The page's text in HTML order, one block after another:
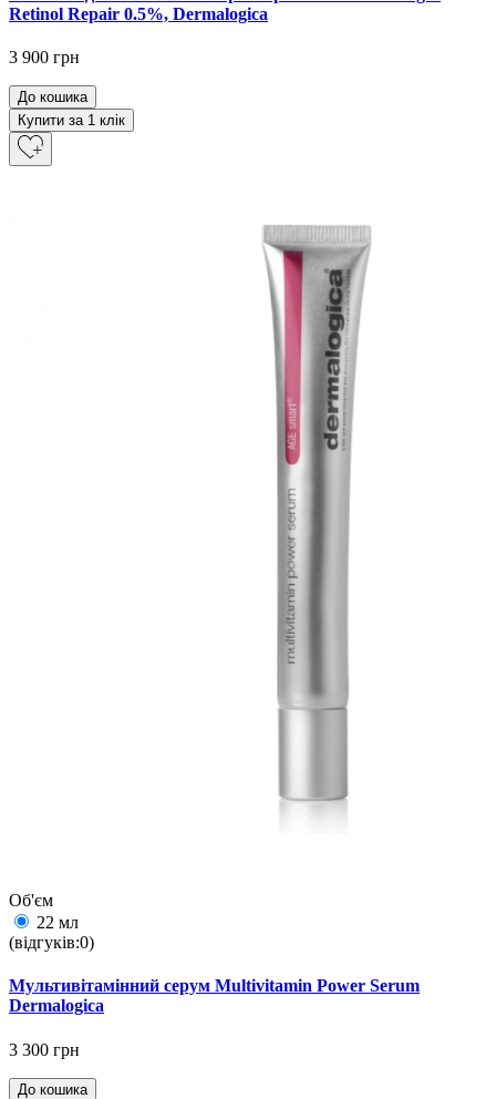
Retinol Repair 0.5%, Dermalogica
3 900 грн
До кошика
Купити за 1 клiк
Об'єм
22 мл
(відгуків:0)
Мультивітамінний серум Multivitamin Power Serum
Dermalogica
3 300 грн
До кошика